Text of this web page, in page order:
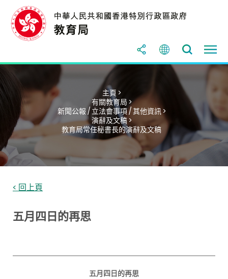
主頁 >
有關教育局 >
新聞公報 / 立法會事項 / 其他資訊 >
演辭及文稿 >
教育局常任秘書長的演辭及文稿
< 回上頁
五月四日的再思
五月四日的再思